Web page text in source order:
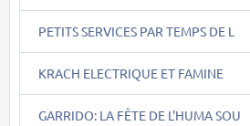
PETITS SERVICES PAR TEMPS DE L
KRACH ELECTRIQUE ET FAMINE
GARRIDO: LA FÊTE DE L'HUMA SOU